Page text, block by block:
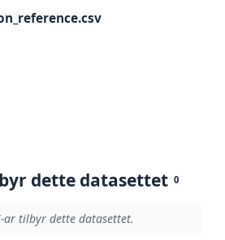
dette datasettet 0
ar tilbyr dette datasettet.